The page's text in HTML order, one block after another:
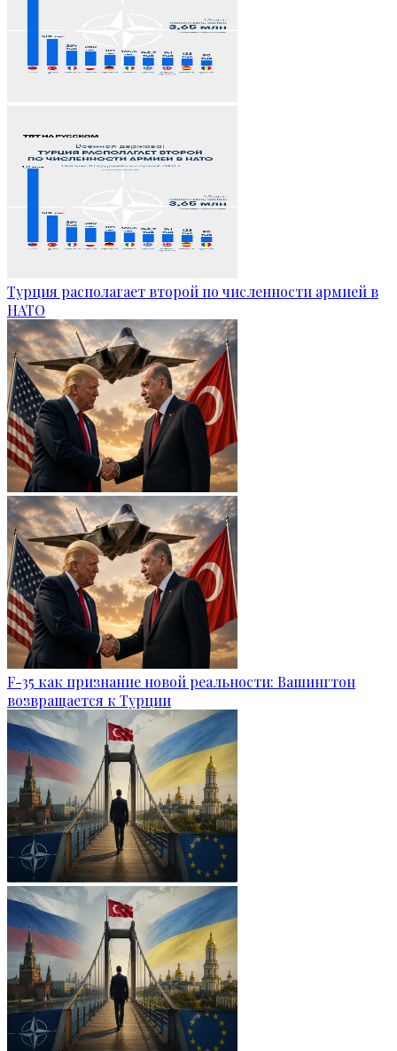
Турция располагает второй по численности армией в
НАТО
F-35 как признание новой реальности: Вашингтон
возвращается к Турции